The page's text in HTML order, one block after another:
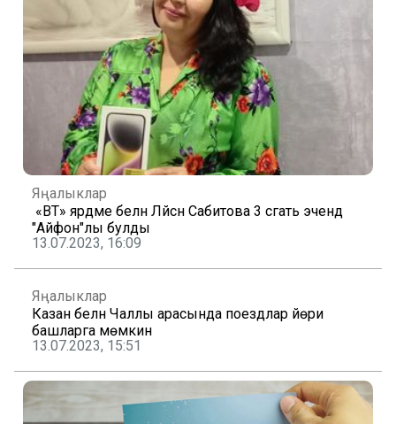
Яңалыклар
«ВТ» ярдәме белән Ләйсән Сабитова 3 сәгать эчендә
"Айфон"лы булды
13.07.2023, 16:09
Яңалыклар
Казан белән Чаллы арасында поездлар йөри
башларга мөмкин
13.07.2023, 15:51